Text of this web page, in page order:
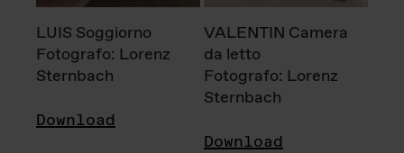
LUIS Soggiorno
Fotografo: Lorenz
Sternbach
Download
VALENTIN Camera
da letto
Fotografo: Lorenz
Sternbach
Download